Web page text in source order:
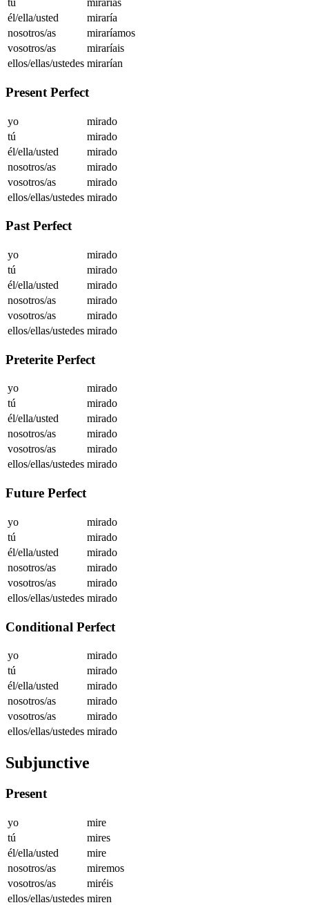
tú
mirarías
él/ella/usted
miraría
nosotros/as
miraríamos
vosotros/as
miraríais
ellos/ellas/ustedes mirarían
Present Perfect
yo
mirado
tú
mirado
él/ella/usted
mirado
nosotros/as
mirado
vosotros/as
mirado
ellos/ellas/ustedes mirado
Past Perfect
yo
mirado
tú
mirado
él/ella/usted
mirado
nosotros/as
mirado
vosotros/as
mirado
ellos/ellas/ustedes mirado
Preterite Perfect
yo
mirado
tú
mirado
él/ella/usted
mirado
nosotros/as
mirado
vosotros/as
mirado
ellos/ellas/ustedes mirado
Future Perfect
yo
mirado
tú
mirado
él/ella/usted
mirado
nosotros/as
mirado
vosotros/as
mirado
ellos/ellas/ustedes mirado
Conditional Perfect
yo
mirado
tú
mirado
él/ella/usted
mirado
nosotros/as
mirado
vosotros/as
mirado
ellos/ellas/ustedes mirado
Subjunctive
Present
yo
mire
tú
mires
él/ella/usted
mire
nosotros/as
miremos
vosotros/as
miréis
ellos/ellas/ustedes miren